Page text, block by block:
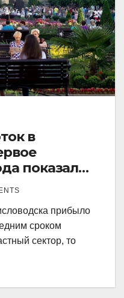
в
показал
процент.
прибыло
сроком
сектор, то